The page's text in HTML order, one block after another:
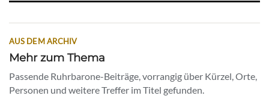
AUS DEM ARCHIV
Mehr zum Thema
Passende Ruhrbarone-Beiträge, vorrangig über Kürzel, Orte,
Personen und weitere Treffer im Titel gefunden.